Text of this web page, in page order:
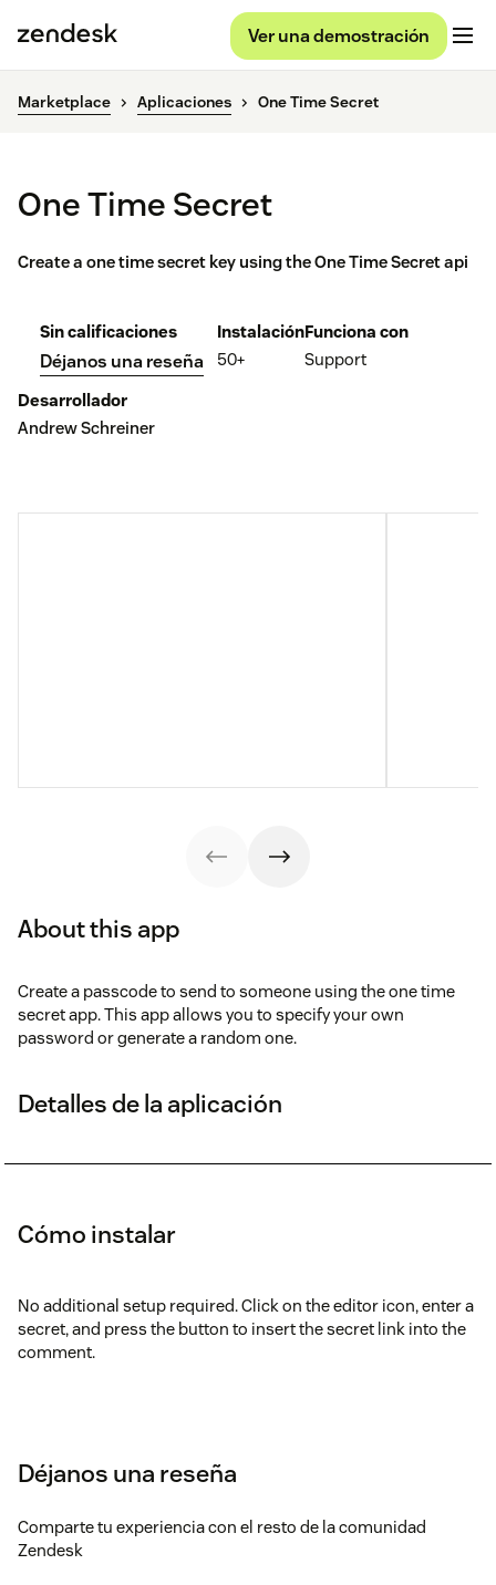
Ver una demostración
Marketplace Aplicaciones One Time Secret
One Time Secret
Create a one time secret key using the One Time Secret api
Sin calificaciones
Déjanos una reseña
Instalación
50+
Funciona con
Support
Desarrollador
Andrew Schreiner
About this app
Create a passcode to send to someone using the one time
secret app. This app allows you to specify your own
password or generate a random one.
Detalles de la aplicación
Cómo instalar
No additional setup required. Click on the editor icon, enter a
secret, and press the button to insert the secret link into the
comment.
Déjanos una reseña
Comparte tu experiencia con el resto de la comunidad
Zendesk